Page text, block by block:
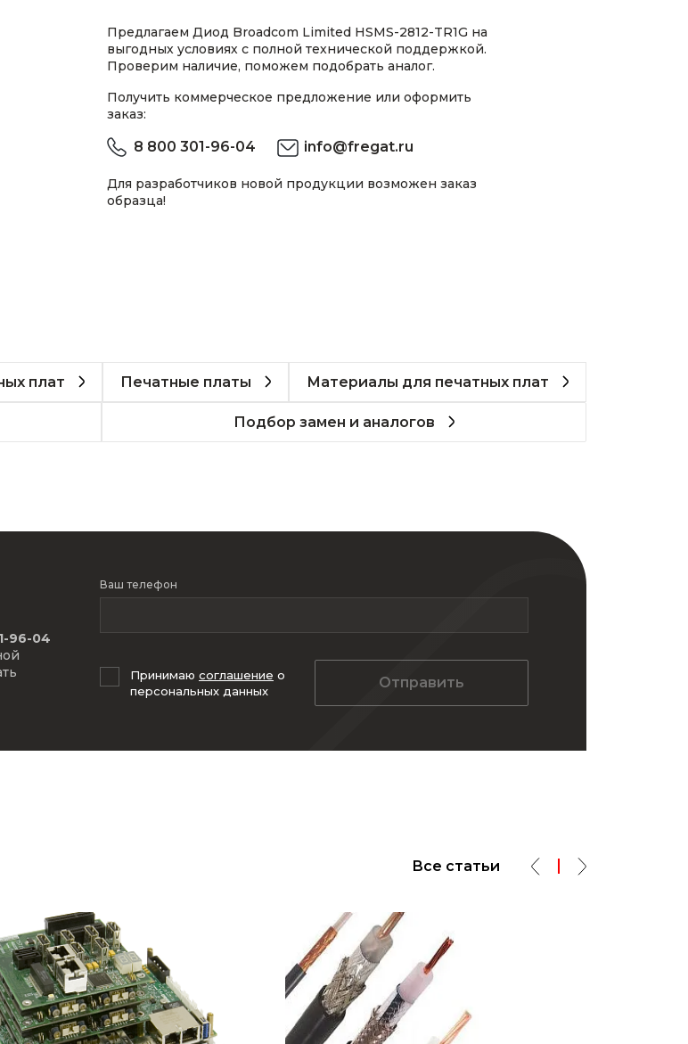
Предлагаем Диод Broadcom Limited HSMS-2812-TR1G на
выгодных условиях с полной технической поддержкой.
Проверим наличие, поможем подобрать аналог.
Получить коммерческое предложение или оформить
заказ:
8 800 301-96-04 info@fregat.ru
Для разработчиков новой продукции возможен заказ
образца!
плат Печатные платы Материалы для печатных плат
Подбор замен и аналогов
96-04
Ваш телефон
Принимаю соглашение о
персональных данных
Отправить
Все статьи